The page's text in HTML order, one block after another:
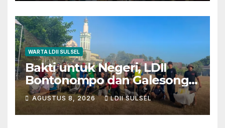
WARTA LDII SULSEL
Bakti untuk Negeri, LDII
Bontonompo dan Galesong
Kerja Bakti Bersama di
Lapangan Barembeng
AGUSTUS 8, 2026 LDII SULSEL